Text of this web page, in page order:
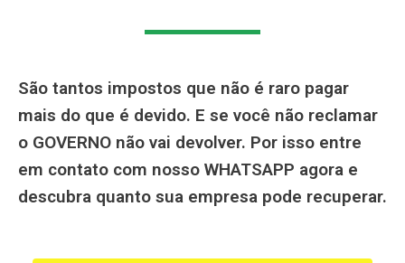
São tantos impostos que não é raro pagar
mais do que é devido. E se você não reclamar
o GOVERNO não vai devolver. Por isso entre
em contato com nosso WHATSAPP agora e
descubra quanto sua empresa pode recuperar.